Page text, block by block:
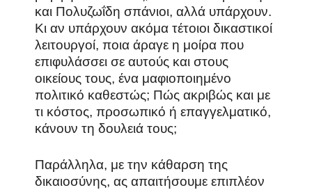
και Πολυζωΐδη σπάνιοι, αλλά υπάρχουν.
Κι αν υπάρχουν ακόμα τέτοιοι δικαστικοί
λειτουργοί, ποια άραγε η μοίρα που
επιφυλάσσει σε αυτούς και στους
οικείους τους, ένα μαφιοποιημένο
πολιτικό καθεστώς; Πώς ακριβώς και με
τι κόστος, προσωπικό ή επαγγελματικό,
κάνουν τη δουλειά τους;
Παράλληλα, με την κάθαρση της
δικαιοσύνης, ας απαιτήσουμε επιπλέον